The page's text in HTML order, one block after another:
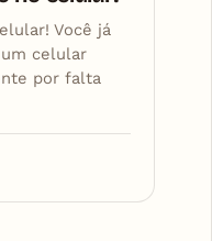
Você já
celular
por falta